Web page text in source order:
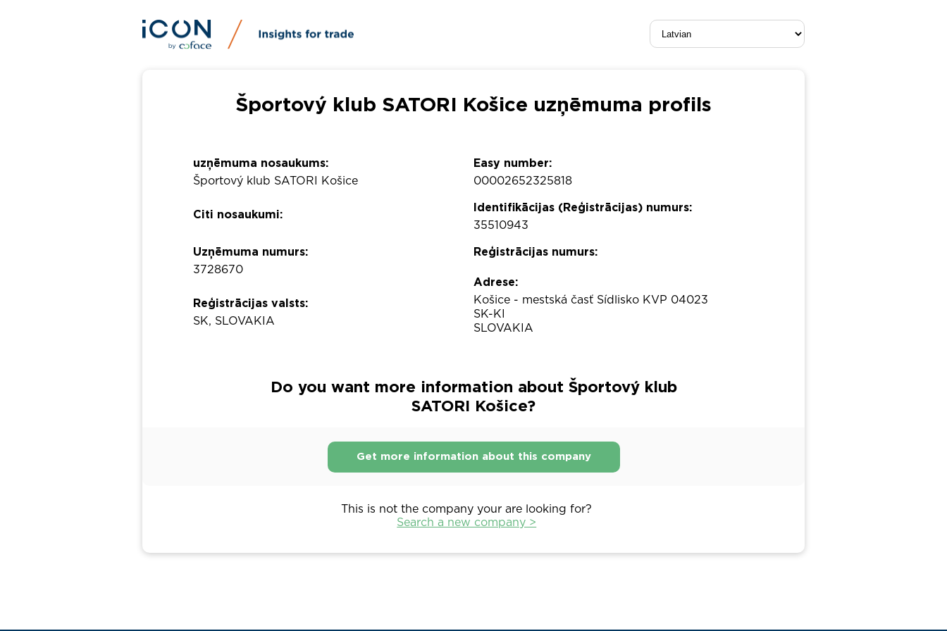
Športový klub SATORI Košice uzņēmuma profils
uzņēmuma nosaukums:
Športový klub SATORI Košice
Citi nosaukumi:
Uzņēmuma numurs:
3728670
Reģistrācijas valsts:
SK, SLOVAKIA
Easy number:
00002652325818
Identifikācijas (Reģistrācijas) numurs:
35510943
Reģistrācijas numurs:
Adrese:
Košice - mestská časť Sídlisko KVP 04023
SK-KI
SLOVAKIA
Do you want more information about Športový klub
SATORI Košice?
Get more information about this company
This is not the company your are looking for?
Search a new company >